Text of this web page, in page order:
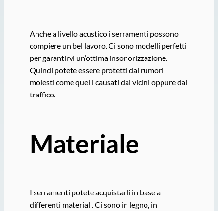
Anche a livello acustico i serramenti possono
compiere un bel lavoro. Ci sono modelli perfetti
per garantirvi un’ottima insonorizzazione.
Quindi potete essere protetti dai rumori
molesti come quelli causati dai vicini oppure dal
traffico.
Materiale
I serramenti potete acquistarli in base a
differenti materiali. Ci sono in legno, in